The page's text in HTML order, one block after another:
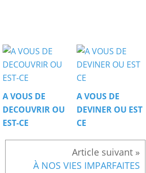
A VOUS DE
DECOUVRIR OU
EST-CE
A VOUS DE
DEVINER OU EST
CE
À NOS VIES IMPARFAITES